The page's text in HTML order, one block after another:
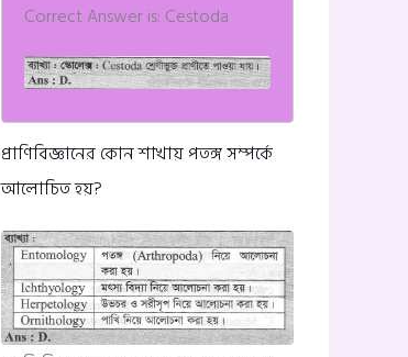
Correct Answer is: Cestoda
প্রাণিবিজ্ঞানের কোন শাখায় পতঙ্গ সম্পর্কে
আলোচিত হয়?